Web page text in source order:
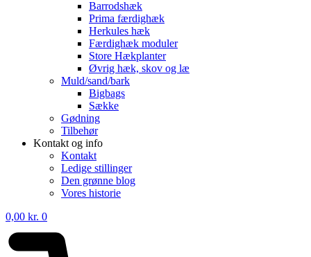
Barrodshæk
Prima færdighæk
Herkules hæk
Færdighæk moduler
Store Hækplanter
Øvrig hæk, skov og læ
Muld/sand/bark
Bigbags
Sække
Gødning
Tilbehør
Kontakt og info
Kontakt
Ledige stillinger
Den grønne blog
Vores historie
0,00 kr. 0